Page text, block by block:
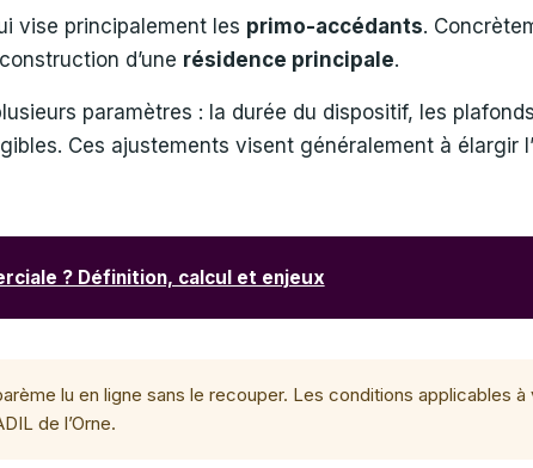
vise principalement les primo-accédants.
d’une résidence principale.
paramètres : la durée du dispositif, les
Ces ajustements visent généralement à élargir
? Définition, calcul et enjeux
lu en ligne sans le recouper. Les conditions applicables
de l’Orne.